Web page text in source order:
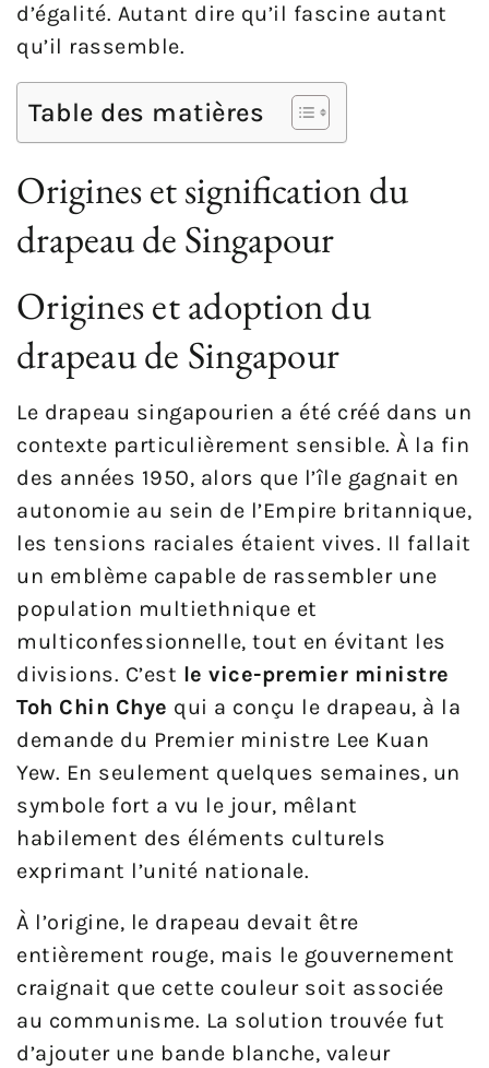
d’égalité. Autant dire qu’il fascine autant
qu’il rassemble.
Table des matières
Origines et signification du
drapeau de Singapour
Origines et adoption du
drapeau de Singapour
Le drapeau singapourien a été créé dans un
contexte particulièrement sensible. À la fin
des années 1950, alors que l’île gagnait en
autonomie au sein de l’Empire britannique,
les tensions raciales étaient vives. Il fallait
un emblème capable de rassembler une
population multiethnique et
multiconfessionnelle, tout en évitant les
divisions. C’est le vice-premier ministre
Toh Chin Chye qui a conçu le drapeau, à la
demande du Premier ministre Lee Kuan
Yew. En seulement quelques semaines, un
symbole fort a vu le jour, mêlant
habilement des éléments culturels
exprimant l’unité nationale.
À l’origine, le drapeau devait être
entièrement rouge, mais le gouvernement
craignait que cette couleur soit associée
au communisme. La solution trouvée fut
d’ajouter une bande blanche, valeur